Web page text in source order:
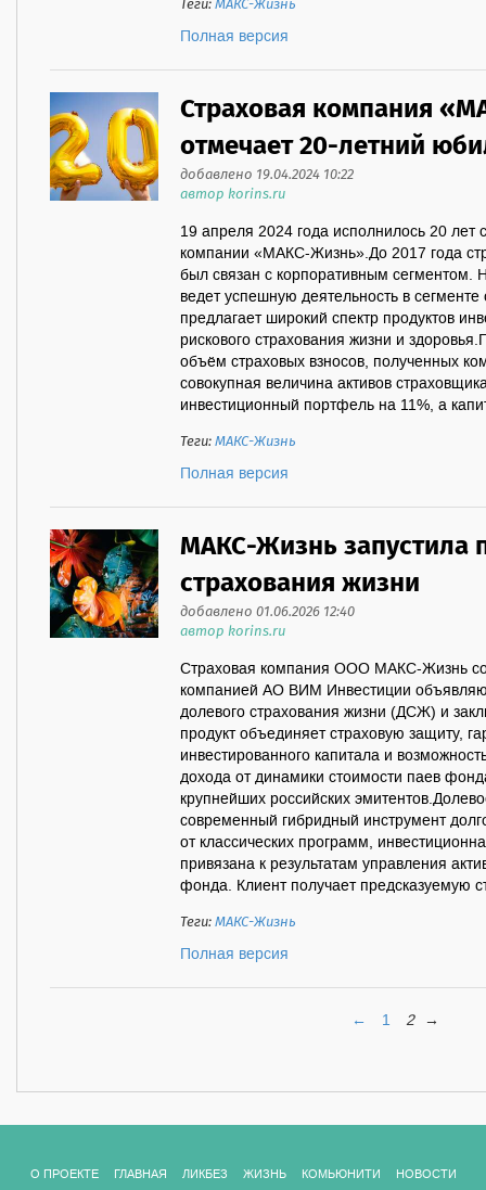
Теги:МАКС-Жизнь
Полная версия
Страховая компания
отмечает 20-летний
добавлено 19.04.2024 10:22
автор korins.ru
19 апреля 2024 года исполнилось 20 лет
компании «МАКС-Жизнь».До 2017 года
был связан с корпоративным сегментом.
ведет успешную деятельность в
предлагает широкий спектр продуктов
рискового страхования жизни и
объём страховых взносов, полученных
совокупная величина активов
инвестиционный портфель на 11%, а
Теги:МАКС-Жизнь
Полная версия
МАКС-Жизнь запустила
страхования жизни
добавлено 01.06.2026 12:40
автор korins.ru
Страховая компания ООО МАКС-Жизнь
компанией АО ВИМ Инвестиции
долевого страхования жизни (ДСЖ) и
продукт объединяет страховую защиту,
инвестированного капитала и
дохода от динамики стоимости паев
крупнейших российских
современный гибридный инструмент
от классических программ,
привязана к результатам управления
фонда. Клиент получает предсказуемую
Теги:МАКС-Жизнь
Полная версия
← 1 2 →
О ПРОЕКТЕ ГЛАВНАЯ ЛИКБЕЗ ЖИЗНЬ КОМЬЮНИТИ
НОВОСТИ